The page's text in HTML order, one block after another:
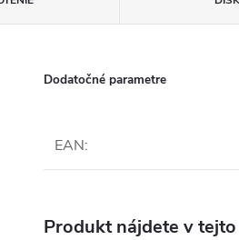
Dodatočné parametre
EAN:
Produkt nájdete v